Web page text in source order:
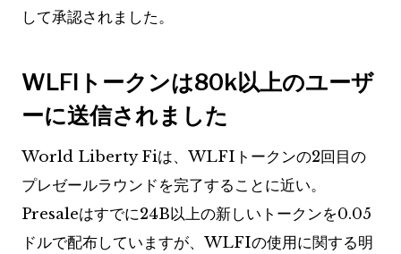
して承認されました。
WLFIトークンは80k以上のユーザ
ーに送信されました
World Liberty Fiは、WLFIトークンの2回目の
プレゼールラウンドを完了することに近い。
Presaleはすでに24B以上の新しいトークンを0.05
ドルで配布していますが、WLFIの使用に関する明